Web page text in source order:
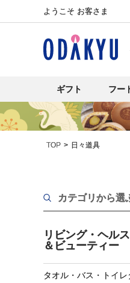
ようこそ お客さま
ギフト フー
TOP 日々道具
カテゴリから選
リビング・ヘルス
＆ビューティー
タオル・バス・トイレ